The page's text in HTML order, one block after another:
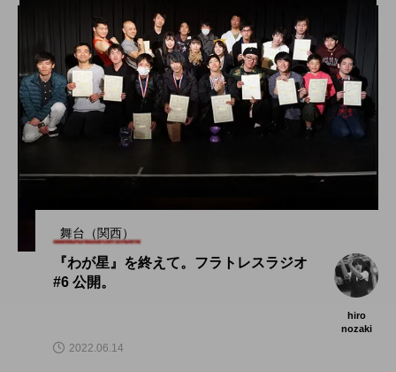
舞台（関西）
『わが星』を終えて。フラトレスラジオ
#6 公開。
hiro
nozaki
2022.06.14